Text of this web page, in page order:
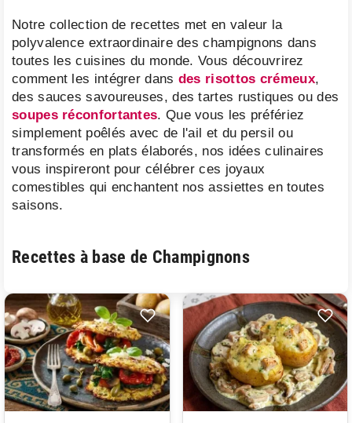
Notre collection de recettes met en valeur la
polyvalence extraordinaire des champignons dans
toutes les cuisines du monde. Vous découvrirez
comment les intégrer dans des risottos crémeux,
des sauces savoureuses, des tartes rustiques ou des
soupes réconfortantes. Que vous les préfériez
simplement poêlés avec de l'ail et du persil ou
transformés en plats élaborés, nos idées culinaires
vous inspireront pour célébrer ces joyaux
comestibles qui enchantent nos assiettes en toutes
saisons.
Recettes à base de Champignons